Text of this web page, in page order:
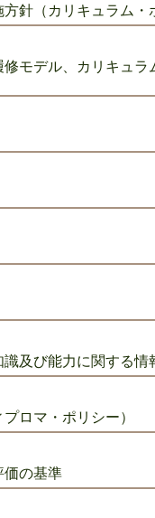
針（カリキュラム・
モデル、カリキュラ
及び能力に関する情
ロマ・ポリシー）
価の基準